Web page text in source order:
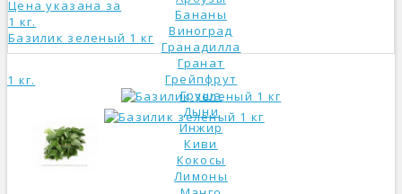
Бананы
Виноград
Гранадилла
Гранат
Грейпфрут
Груша
Дыни
Инжир
Киви
Кокосы
Лимоны
Цена указана за
1 кг.
Базилик зеленый 1 кг
1 кг.